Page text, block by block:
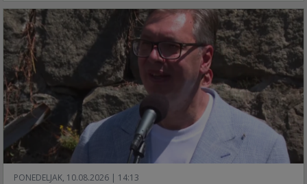
PONEDELJAK, 10.08.2026 | 14:13